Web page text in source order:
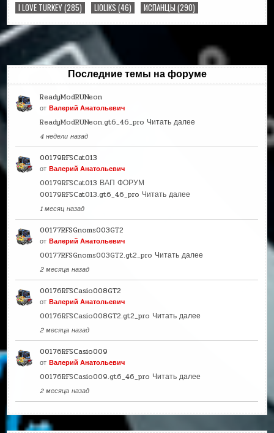
I LOVE TURKEY(285) LIOLIKS (46) ИСПАНЦЫ (290)
Последние темы на форуме
ReadyModRUNeon
отВалерий Анатольевич
ReadyModRUNeon.gt6_46_pro Читать далее
4 недели назад
00179RFSCat013
отВалерий Анатольевич
00179RFSCat013 ВАП ФОРУМ
00179RFSCat013.gt6_46_pro Читать далее
1 месяц назад
00177RFSGnoms003GT2
отВалерий Анатольевич
00177RFSGnoms003GT2.gt2_pro Читать далее
2 месяца назад
00176RFSCasio008GT2
отВалерий Анатольевич
00176RFSCasio008GT2.gt2_pro Читать далее
2 месяца назад
00176RFSCasio009
отВалерий Анатольевич
00176RFSCasio009.gt6_46_pro Читать далее
2 месяца назад